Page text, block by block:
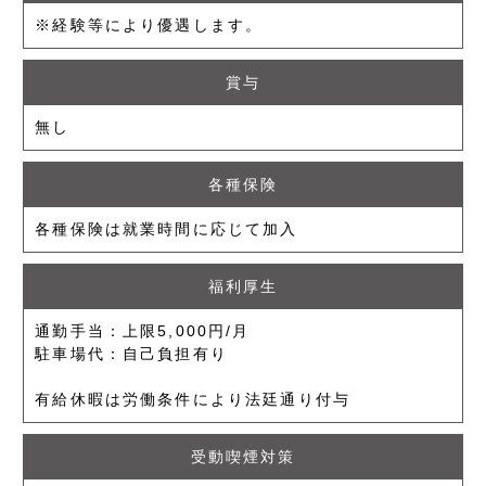
※経験等により優遇します。
賞与
無し
各種保険
各種保険は就業時間に応じて加入
福利厚生
通勤手当：上限5,000円/月
駐車場代：自己負担有り
有給休暇は労働条件により法廷通り付与
受動喫煙対策